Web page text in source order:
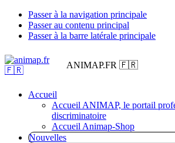
Passer à la navigation principale
Passer au contenu principal
Passer à la barre latérale principale
ANIMAP.FR 🇫🇷
Accueil
Accueil ANIMAP, le portail
discriminatoire
Accueil Animap-Shop
Nouvelles